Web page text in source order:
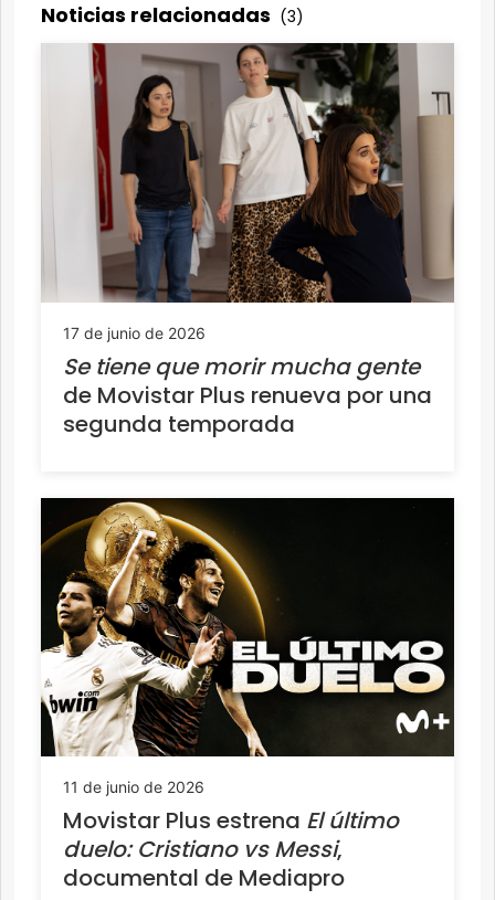
Noticias relacionadas (3)
17 de junio de 2026
Se tiene que morir mucha gente
de Movistar Plus renueva por una
segunda temporada
11 de junio de 2026
Movistar Plus estrena El último
duelo: Cristiano vs Messi,
documental de Mediapro